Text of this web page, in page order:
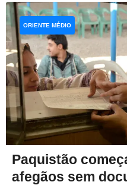
Paquistão
afegãos sem
ORIENTE MÉDIO